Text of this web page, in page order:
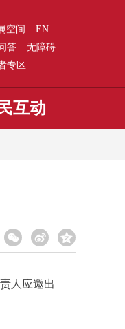
空间
EN
答
无障碍
专区
互动
人应邀出